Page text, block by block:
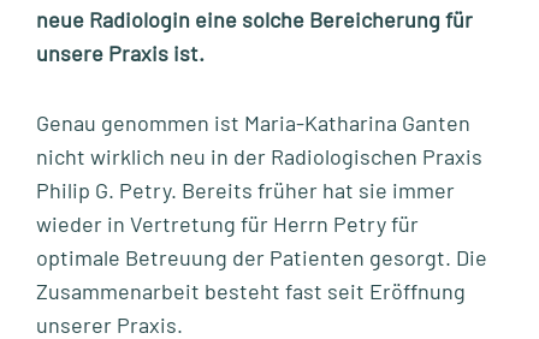
neue Radiologin eine solche Bereicherung für
unsere Praxis ist.
Genau genommen ist Maria-Katharina Ganten
nicht wirklich neu in der Radiologischen Praxis
Philip G. Petry. Bereits früher hat sie immer
wieder in Vertretung für Herrn Petry für
optimale Betreuung der Patienten gesorgt. Die
Zusammenarbeit besteht fast seit Eröffnung
unserer Praxis.